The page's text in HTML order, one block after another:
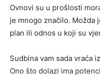
Ovnovi su u prošlosti
je mnogo značilo. Možda
plan ili odnos u koji su
Sudbina vam sada vraća
Ono što dolazi ima